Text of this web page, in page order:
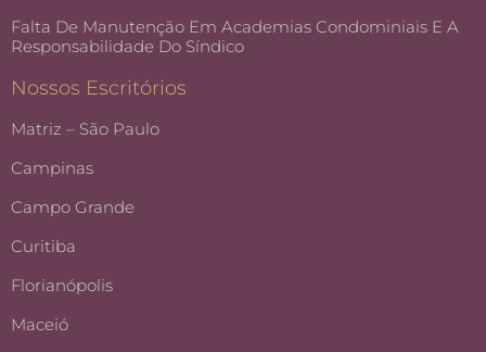
Falta De Manutenção Em Academias Condominiais E A
Responsabilidade Do Síndico
Nossos Escritórios
Matriz – São Paulo
Campinas
Campo Grande
Curitiba
Florianópolis
Maceió